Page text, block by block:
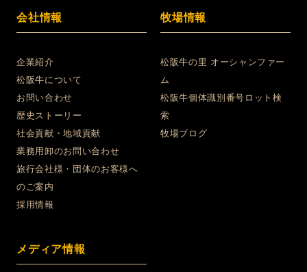
会社情報
企業紹介
松阪牛について
お問い合わせ
歴史ストーリー
社会貢献・地域貢献
業務用卸のお問い合わせ
旅行会社様・団体のお客様へ
のご案内
採用情報
メディア情報
牧場情報
松阪牛の里 オーシャンファー
ム
松阪牛個体識別番号ロット検
索
牧場ブログ